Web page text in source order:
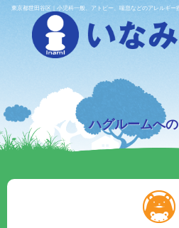
Skip東京都世田谷区｜小児科一般、アトピー、喘息などのアレルギ
ハグルームへ